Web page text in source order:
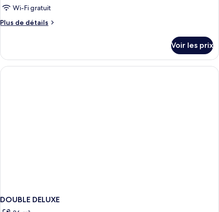
Wi-Fi gratuit
Plus de détails
Plus
le
type
de
Voir les prix
DOUBLE DELUXE